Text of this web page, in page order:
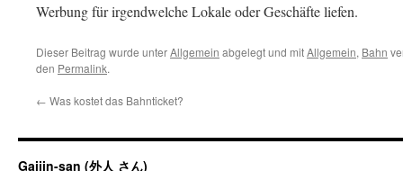
Werbung für irgendwelche Lokale oder Geschäfte liefen.
Dieser Beitrag wurde unterAllgemein abgelegt und mitAllgemein, Bahn
den Permalink.
← Was kostet das Bahnticket?
Gaijin-san (外人 さん)